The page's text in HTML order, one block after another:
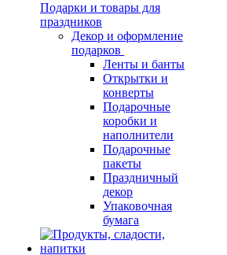
Подарки и товары для
праздников
Декор и оформление
подарков
Ленты и банты
Открытки и
конверты
Подарочные
коробки и
наполнители
Подарочные
пакеты
Праздничный
декор
Упаковочная
бумага